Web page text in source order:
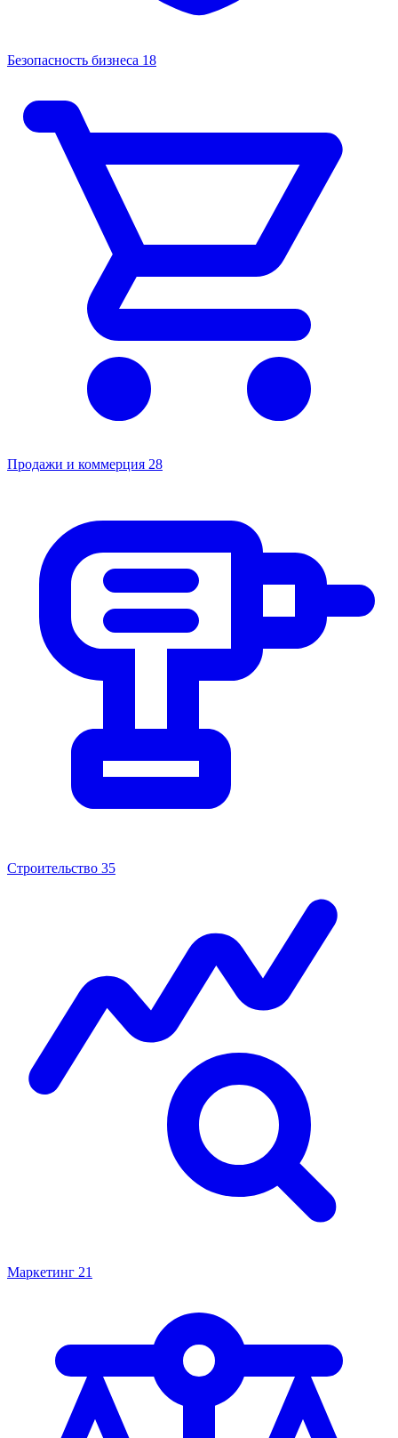
Безопасность бизнеса 18
Продажи и коммерция 28
Строительство 35
Маркетинг 21